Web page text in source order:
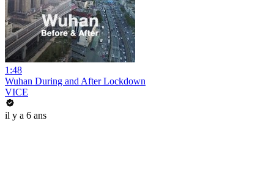
1:48
Wuhan During and After Lockdown
VICE
il y a 6 ans